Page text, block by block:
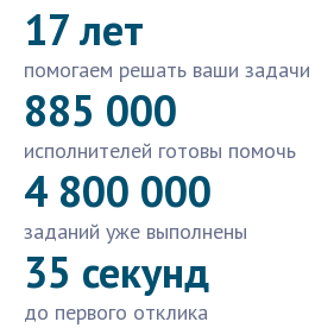
17 лет
помогаем решать ваши задачи
885 000
исполнителей готовы помочь
4 800 000
заданий уже выполнены
35 секунд
до первого отклика